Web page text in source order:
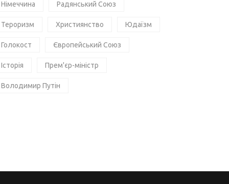
Німеччина Радянський Союз
Тероризм Християнство Юдаїзм
Голокост Європейський Союз
Історія Прем'єр-міністр
Володимир Путін